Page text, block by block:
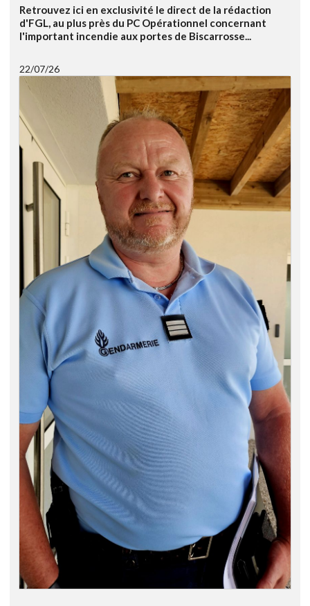
Retrouvez ici en exclusivité le direct de la rédaction
d'FGL, au plus près du PC Opérationnel concernant
l'important incendie aux portes de Biscarrosse...
22/07/26